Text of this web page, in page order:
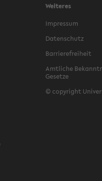
Weiteres
Impressum
Datenschutz
Barrierefreiheit
Amtliche
Gesetze
© copyright